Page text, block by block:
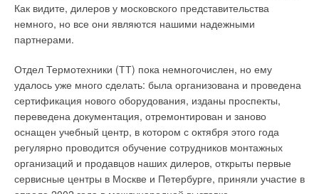
Как видите, дилеров у московского представительства
немного, но все они являются нашими надежными
партнерами.
Отдел Термотехники (ТТ) пока немногочислен, но ему
удалось уже много сделать: была организована и проведена
сертификация нового оборудования, изданы проспекты,
переведена документация, отремонтирован и заново
оснащен учебный центр, в котором с октября этого года
регулярно проводится обучение сотрудников монтажных
организаций и продавцов наших дилеров, открыты первые
сервисные центры в Москве и Петербурге, приняли участие в